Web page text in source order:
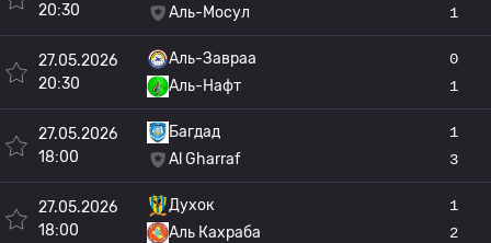
20:30
Аль-Мосул
1
27.05.2026
20:30
Аль-Завраа
Аль-Нафт
0
1
27.05.2026
18:00
Багдад
Al Gharraf
1
3
27.05.2026
18:00
Духок
Аль Кахраба
1
2